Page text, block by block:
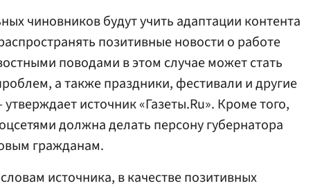
чиновников будут учить адаптации контента
позитивные новости о работе
поводами в этом случае может стать
а также праздники, фестивали и другие
источник «Газеты.Ru». Кроме того,
должна делать персону губернатора
гражданам.
источника, в качестве позитивных